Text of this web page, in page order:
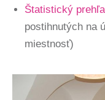
Štatistický
postihnutých na
miestnosť)